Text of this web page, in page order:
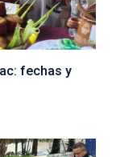
fechas y